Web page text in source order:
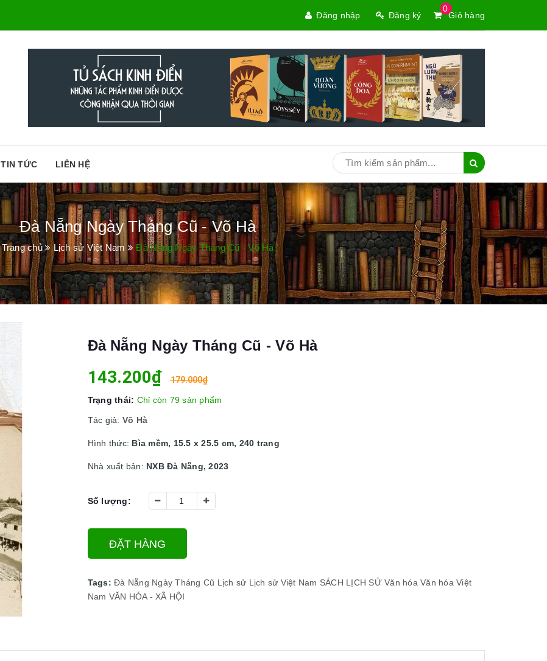
0
Giỏ hàng
Đăng nhập Đăng ký
TIN TỨC LIÊN HỆ
Đà Nẵng Ngày Tháng Cũ - Võ Hà
Trang chủ Lịch sử Việt Nam Đà Nẵng Ngày Tháng Cũ - Võ Hà
Đà Nẵng Ngày Tháng Cũ - Võ Hà
143.200₫ 179.000₫
Trạng thái: Chỉ còn 79 sản phẩm
Tác giả: Võ Hà
Hình thức: Bìa mềm, 15.5 x 25.5 cm, 240 trang
Nhà xuất bản: NXB Đà Nẵng, 2023
Số lượng:
ĐẶT HÀNG
Tags: Đà Nẵng Ngày Tháng Cũ Lịch sử Lịch sử Việt Nam SÁCH LỊCH SỬ Văn hóa Văn hóa Việt
Nam VĂN HÓA - XÃ HỘI